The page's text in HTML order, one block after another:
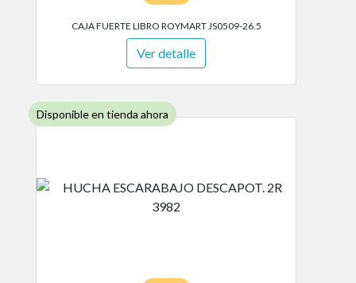
CAJA FUERTE LIBRO ROYMART JS0509-26.5
Ver detalle
Disponible en tienda ahora